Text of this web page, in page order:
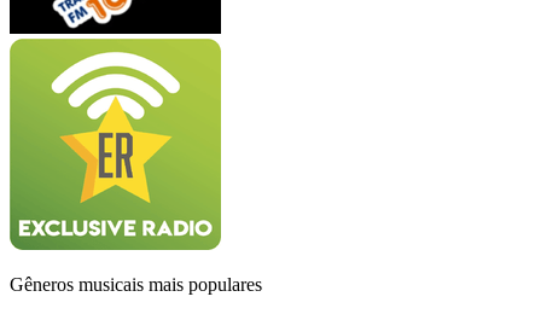
Gêneros musicais mais populares